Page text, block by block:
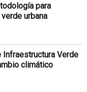
para
urbana
Infraestructura Verde
climático